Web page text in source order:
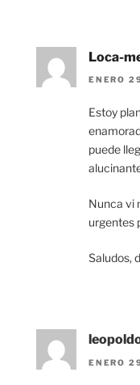
Loca-
ENERO
Estoy
puede
Nunca vi
urgentes
Saludos,
ENERO